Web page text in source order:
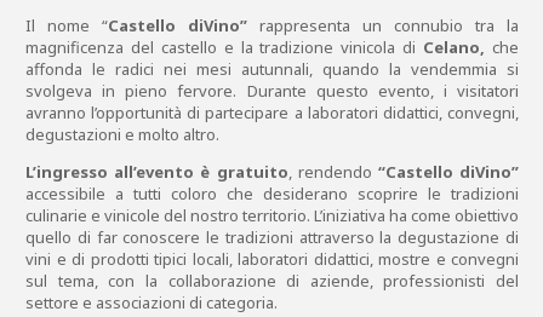
Il nome “Castello diVino” rappresenta un connubio tra la
magnificenza del castello e la tradizione vinicola di Celano, che
affonda le radici nei mesi autunnali, quando la vendemmia si
svolgeva in pieno fervore. Durante questo evento, i visitatori
avranno l’opportunità di partecipare a laboratori didattici, convegni,
degustazioni e molto altro.
L’ingresso all’evento è gratuito, rendendo “Castello diVino”
accessibile a tutti coloro che desiderano scoprire le tradizioni
culinarie e vinicole del nostro territorio. L’iniziativa ha come obiettivo
quello di far conoscere le tradizioni attraverso la degustazione di
vini e di prodotti tipici locali, laboratori didattici, mostre e convegni
sul tema, con la collaborazione di aziende, professionisti del
settore e associazioni di categoria.